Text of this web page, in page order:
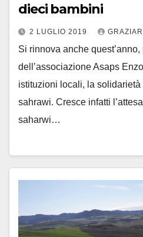
dieci bambini
2 LUGLIO 2019
Si rinnova anche
dell’associazione Asaps
istituzioni locali, la
sahrawi. Cresce infatti
saharwi…